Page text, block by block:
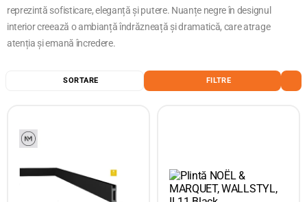
reprezintă sofisticare, eleganță și putere. Nuanțe negre în designul
interior creează o ambianță îndrăzneață și dramatică, care atrage
atenția și emană încredere.
SORTARE FILTRE